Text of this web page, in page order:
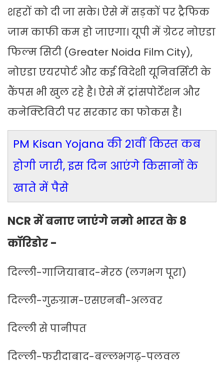
शहरों को दी जा सके। ऐसे में सड़कों पर ट्रैफिक
जाम काफी कम हो जाएगा। यूपी में ग्रेटर नोएडा
फिल्म सिटी (Greater Noida Film City),
नोएडा एयरपोर्ट और कई विदेशी यूनिवर्सिटी के
कैंपस भी खुल रहे है। ऐसे में ट्रांसपोर्टेशन और
कनेक्टिविटी पर सरकार का फोकस है।
PM Kisan Yojana की 21वीं किस्त कब
होगी जारी, इस दिन आएंगे किसानों के
खाते में पैसे
NCR में बनाए जाएंगे नमो भारत के 8
कॉरिडोर -
दिल्ली-गाजियाबाद-मेरठ (लगभग पूरा)
दिल्ली-गुरुग्राम-एसएनबी-अलवर
दिल्ली से पानीपत
दिल्ली-फरीदाबाद-बल्लभगढ़-पलवल